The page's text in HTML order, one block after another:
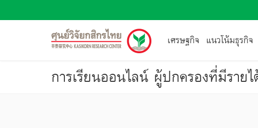
เศรษฐกิจ แนวโน้มธุรกิจ
การเรียนออนไลน์ ผู้ปกครองที่มีรา